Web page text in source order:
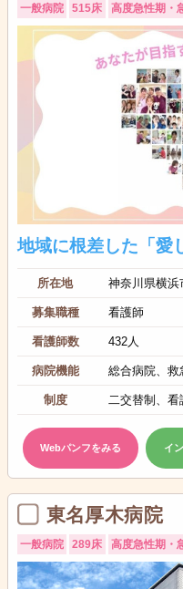
一般病院 515床 高度急性期・
地域に根差した「愛
所在地 神奈川県横浜
募集職種 看護師
看護師数 432人
病院機能 総合病院、救
制度 二交替制、
Webパンフをみる イ
東名厚木病院
一般病院 289床 高度急性期・